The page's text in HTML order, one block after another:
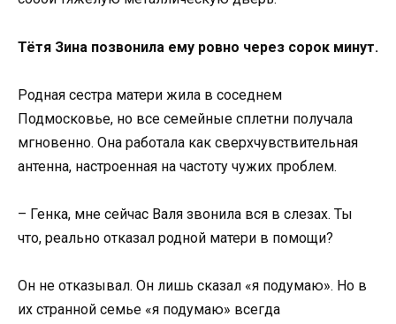
Тётя Зина позвонила ему ровно через сорок минут.
Родная сестра матери жила в соседнем
Подмосковье, но все семейные сплетни получала
мгновенно. Она работала как сверхчувствительная
антенна, настроенная на частоту чужих проблем.
– Генка, мне сейчас Валя звонила вся в слезах. Ты
что, реально отказал родной матери в помощи?
Он не отказывал. Он лишь сказал «я подумаю». Но в
их странной семье «я подумаю» всегда